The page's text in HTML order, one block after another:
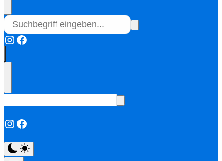
Instagram
Facebook
Instagram
Facebook